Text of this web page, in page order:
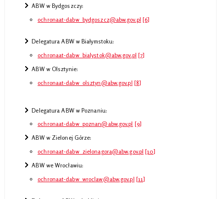
ABW w Bydgoszczy:
ochronaat-dabw_bydgoszcz@abw.gov.pl [6]
Delegatura ABW w Białymstoku:
ochronaat-dabw_bialystok@abw.gov.pl [7]
ABW w Olsztynie:
ochronaat-dabw_olsztyn@abw.gov.pl [8]
Delegatura ABW w Poznaniu:
ochronaat-dabw_poznan@abw.gov.pl [9]
ABW w Zielonej Górze:
ochronaat-dabw_zielonagora@abw.gov.pl [10]
ABW we Wrocławiu:
ochronaat-dabw_wroclaw@abw.gov.pl [11]